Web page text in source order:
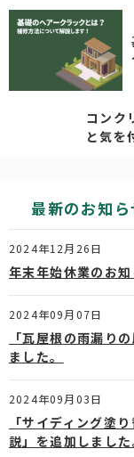
コンク
と気を
最新のお知ら
2024年12月26日
年末年始休業のお
2024年09月07日
「瓦屋根の雨漏り
ました。
2024年09月03日
「サイディング塗
説」を追加しました